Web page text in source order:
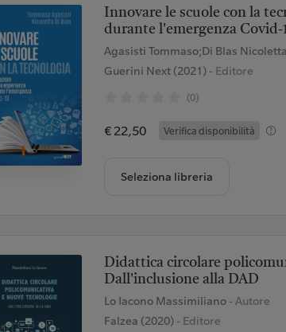
Innovare le scuole con la
durante l'emergenza Covid-
Agasisti Tommaso;Di Blas Nicoletta
Guerini Next (2021)- Editore
(0)
€ 22,50 Verifica disponibilità
Seleziona libreria
Didattica circolare
Dall'inclusione alla DAD
Lo Iacono Massimiliano - Autore
Falzea (2020)- Editore